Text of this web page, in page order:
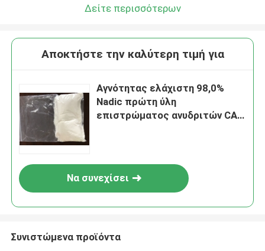
Δείτε περισσότερων
Αποκτήστε την καλύτερη τιμή για
Αγνότητας ελάχιστη 98,0%
Nadic πρώτη ύλη
επιστρώματος ανυδριτών CAS
Να συνεχίσει
Συνιστώμενα προϊόντα